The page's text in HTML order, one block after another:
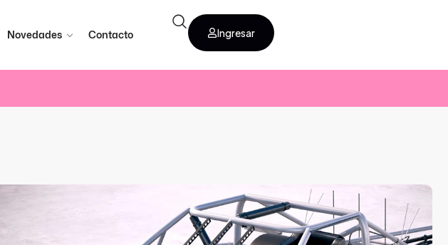
Novedades Contacto Ingresar